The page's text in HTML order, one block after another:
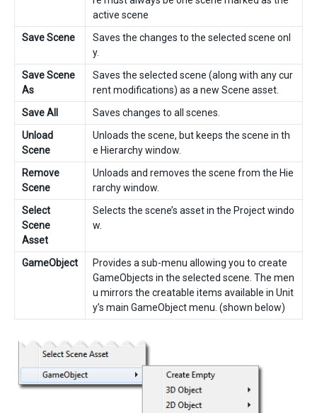
active scene
Save Scene
Saves the changes to the selected scene onl
y.
Save Scene
As
Saves the selected scene (along with any cur
rent modifications) as a new Scene asset.
Save All
Saves changes to all scenes.
Unload
Scene
Unloads the scene, but keeps the scene in th
e Hierarchy window.
Remove
Scene
Unloads and removes the scene from the Hie
rarchy window.
Select
Scene
Asset
Selects the scene’s asset in the Project windo
w.
GameObject
Provides a sub-menu allowing you to create
GameObjects in the selected scene. The men
u mirrors the creatable items available in Unit
y’s main GameObject menu. (shown below)